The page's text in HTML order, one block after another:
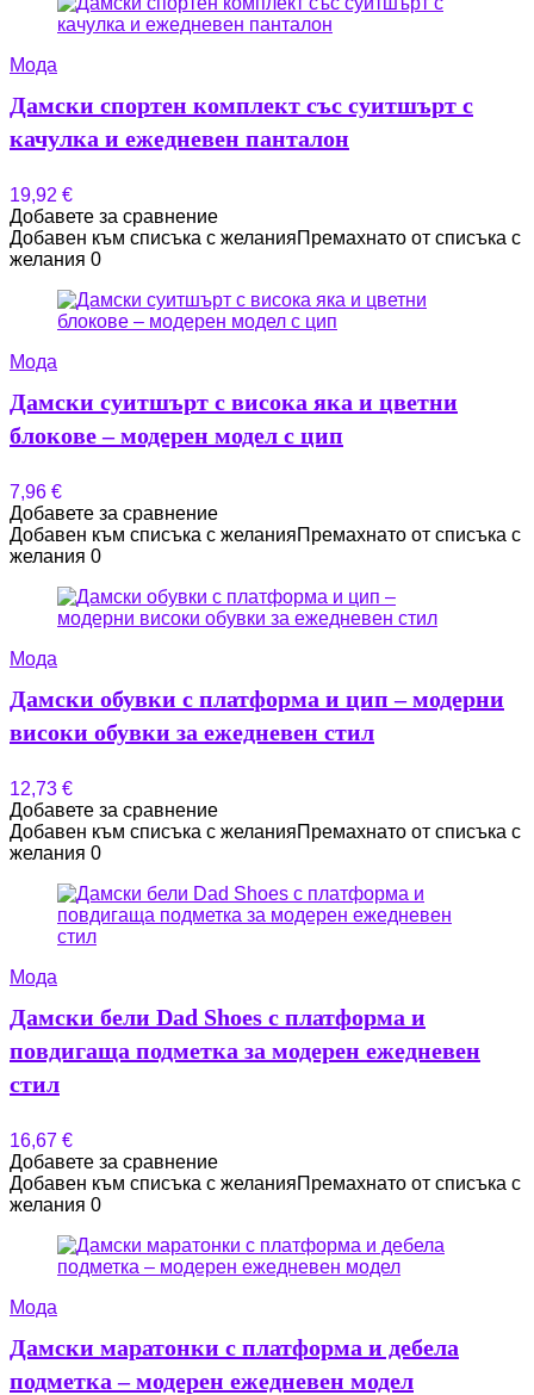
Мода
Дамски спортен комплект със суитшърт с
качулка и ежедневен панталон
19,92 €
Добавете за сравнение
Добавен към списъка с желанияПремахнато от списъка с
желания 0
Мода
Дамски суитшърт с висока яка и цветни
блокове – модерен модел с цип
7,96 €
Добавете за сравнение
Добавен към списъка с желанияПремахнато от списъка с
желания 0
Мода
Дамски обувки с платформа и цип – модерни
високи обувки за ежедневен стил
12,73 €
Добавете за сравнение
Добавен към списъка с желанияПремахнато от списъка с
желания 0
Мода
Дамски бели Dad Shoes с платформа и
повдигаща подметка за модерен ежедневен
стил
16,67 €
Добавете за сравнение
Добавен към списъка с желанияПремахнато от списъка с
желания 0
Мода
Дамски маратонки с платформа и дебела
подметка – модерен ежедневен модел